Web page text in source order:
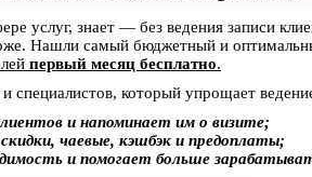
услуг, знает — без ведения записи
Нашли самый бюджетный и
первый месяц бесплатно.
специалистов, который упрощает
и напоминает им о визите;
чаевые, кэшбэк и предоплаты;
и помогает больше